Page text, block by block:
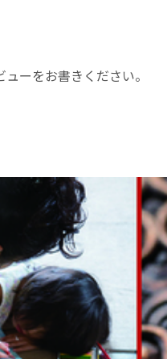
ーをお書きください。